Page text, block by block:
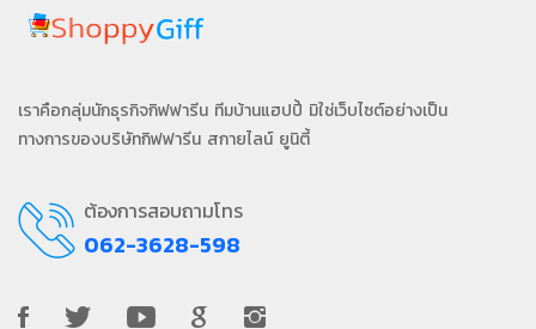
เราคือกลุ่มนักธุรกิจกิฟฟารีน ทีมบ้านแฮปปี้ มิใช่เว็บไซต์อย่างเป็น
ทางการของบริษัทกิฟฟารีน สกายไลน์ ยูนิตี้
ต้องการสอบถามโทร
062-3628-598